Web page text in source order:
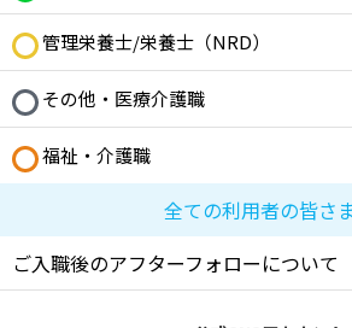
管理栄養士/栄養士（NRD）
その他・医療介護職
福祉・介護職
全ての利用者の皆さ
ご入職後のアフターフォローについて